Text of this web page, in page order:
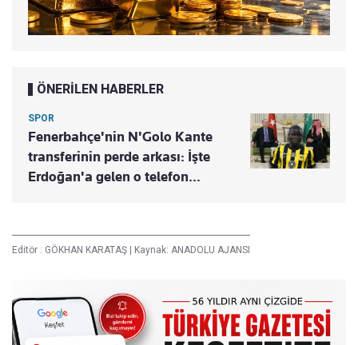
ÖNERİLEN HABERLER
SPOR
Fenerbahçe'nin N'Golo Kante
transferinin perde arkası: İşte
Erdoğan'a gelen o telefon...
Editör : GÖKHAN KARATAŞ Kaynak: ANADOLU AJANSI